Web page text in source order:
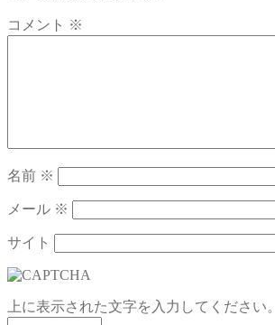
ゲ
ン
コメント ※
名前 ※
メール ※
サイト
上に表示された文字を入力してください。